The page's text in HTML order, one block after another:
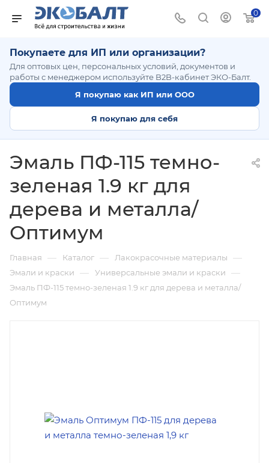
0
Покупаете для ИП или организации?
Для оптовых цен, персональных условий, документов и
работы с менеджером используйте B2B-кабинет ЭКО-Балт.
Я покупаю как ИП или ООО
Я покупаю для себя
Эмаль ПФ-115 темно-
зеленая 1.9 кг для
дерева и металла/
Оптимум
Главная — Каталог — Лакокрасочные материалы —
Эмали и краски — Универсальные эмали и краски —
Эмаль ПФ-115 темно-зеленая 1.9 кг для дерева и металла/
Оптимум